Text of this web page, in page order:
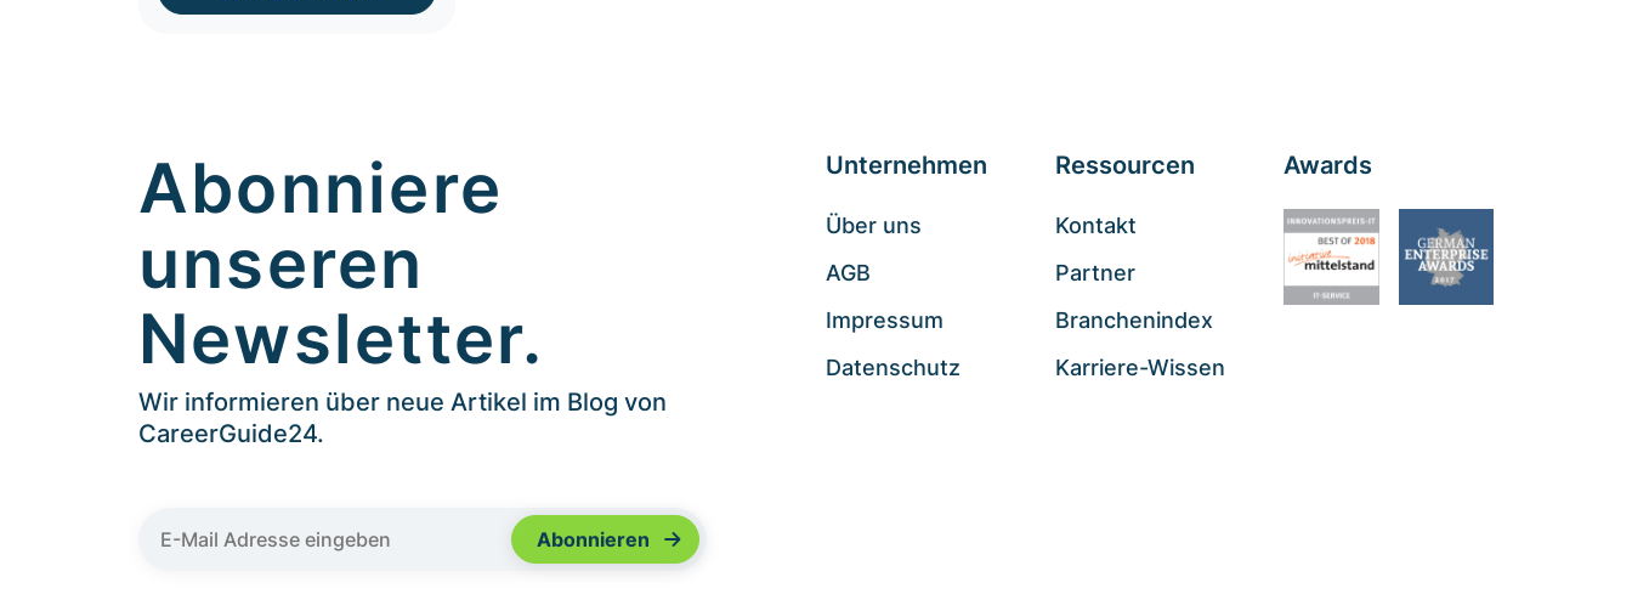
Abonniere
unseren
Newsletter.
Wir informieren über neue Artikel im Blog von
CareerGuide24.
Unternehmen
Über uns
AGB
Impressum
Datenschutz
Ressourcen
Kontakt
Partner
Branchenindex
Karriere-Wissen
Awards